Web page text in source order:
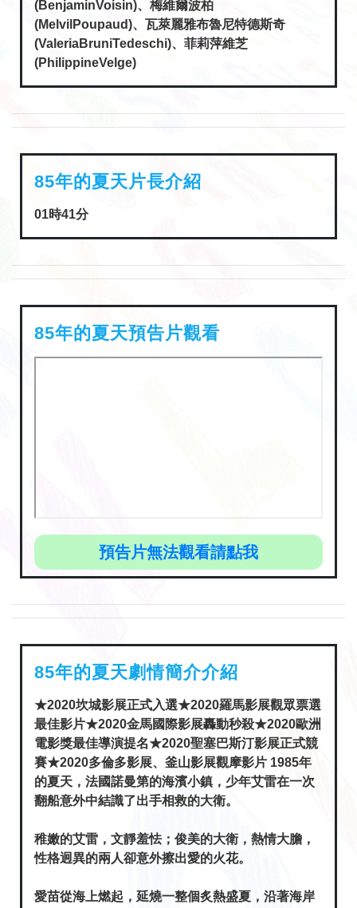
(BenjaminVoisin)、梅維爾波柏
(MelvilPoupaud)、瓦萊麗雅布魯尼特德斯奇
(ValeriaBruniTedeschi)、菲莉萍維芝
(PhilippineVelge)
85年的夏天片長介紹
01時41分
85年的夏天預告片觀看
預告片無法觀看請點我
85年的夏天劇情簡介介紹
★2020坎城影展正式入選★2020羅馬影展觀眾票選
最佳影片★2020金馬國際影展轟動秒殺★2020歐洲
電影獎最佳導演提名★2020聖塞巴斯汀影展正式競
賽★2020多倫多影展、釜山影展觀摩影片 1985年
的夏天，法國諾曼第的海濱小鎮，少年艾雷在一次
翻船意外中結識了出手相救的大衛。
稚嫩的艾雷，文靜羞怯；俊美的大衛，熱情大膽，
性格迥異的兩人卻意外擦出愛的火花。
愛苗從海上燃起，延燒一整個炙熱盛夏，沿著海岸